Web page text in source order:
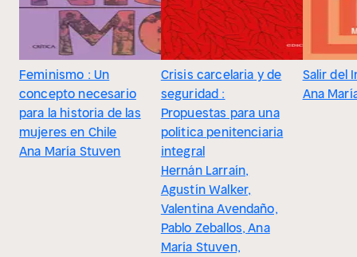
Feminismo : Un
concepto necesario
para la historia de las
mujeres en Chile
Ana María Stuven
Crisis carcelaria y de
seguridad :
Propuestas para una
política penitenciaria
integral
Hernán Larraín,
Agustín Walker,
Valentina Avendaño,
Pablo Zeballos, Ana
María Stuven,
Salir del
Ana